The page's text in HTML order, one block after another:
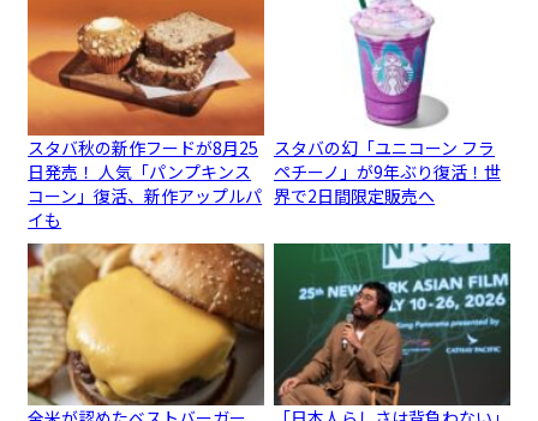
スタバ秋の新作フードが8月25
日発売！ 人気「パンプキンス
コーン」復活、新作アップルパ
イも
スタバの幻「ユニコーン フラ
ペチーノ」が9年ぶり復活！世
界で2日間限定販売へ